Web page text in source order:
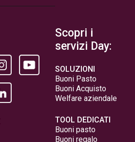
Scopri i
servizi Day:
SOLUZIONI
Buoni Pasto
Buoni Acquisto
Welfare aziendale
TOOL DEDICATI
Buoni pasto
Buoni regalo